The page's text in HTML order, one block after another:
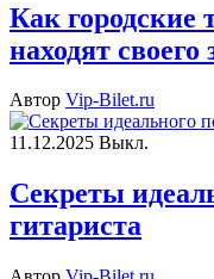
Как городские
находят своего
Автор Vip-Bilet.ru
11.12.2025 Выкл.
Секреты
гитариста